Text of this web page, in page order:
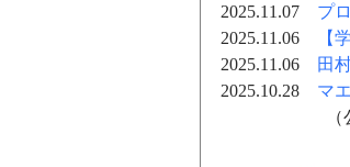
2025.11.07 プ
2025.11.06
【
2025.11.06
田
2025.10.28 マ
　